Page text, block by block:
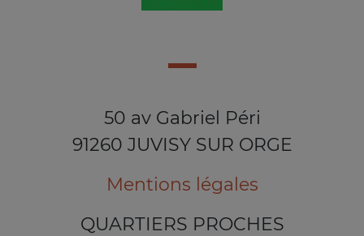
50 av Gabriel Péri
91260 JUVISY SUR ORGE
Mentions légales
QUARTIERS PROCHES